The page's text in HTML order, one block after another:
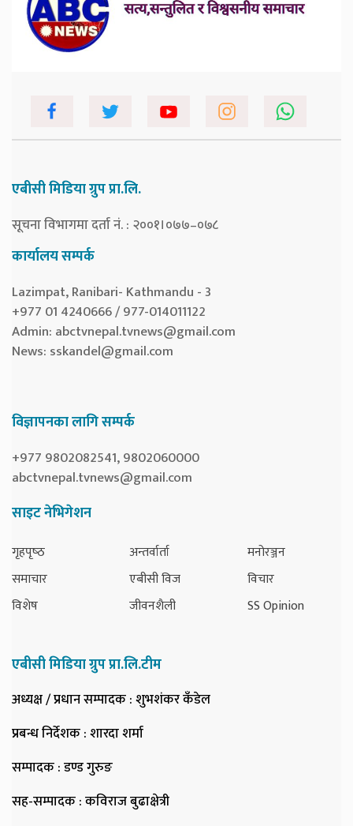
एबीसी मिडिया ग्रुप प्रा.लि.
सूचना विभागमा दर्ता नं. : २००१।०७७–०७८
कार्यालय सम्पर्क
Lazimpat, Ranibari- Kathmandu - 3
+977 01 4240666 / 977-014011122
Admin: abctvnepal.tvnews@gmail.com
News: sskandel@gmail.com
विज्ञापनका लागि सम्पर्क
+977 9802082541, 9802060000
abctvnepal.tvnews@gmail.com
साइट नेभिगेशन
गृहपृष्‍ठ
समाचार
विशेष
अन्तर्वार्ता
एबीसी विज
जीवनशैली
मनोरञ्जन
विचार
SS Opinion
एबीसी मिडिया ग्रुप प्रा.लि.टीम
अध्यक्ष / प्रधान सम्पादक: शुभशंकर कँडेल
प्रबन्ध निर्देशक: शारदा शर्मा
सम्पादक: डण्ड गुरुङ
सह-सम्पादक: कविराज बुढाक्षेत्री